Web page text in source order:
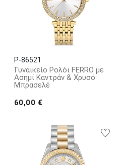
P-86521
Γυναικείο Ρολόι FERRO με
Ασημί Καντράν & Χρυσό
Μπρασελέ
60,00 €